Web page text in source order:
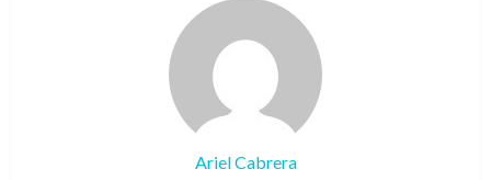
Ariel Cabrera